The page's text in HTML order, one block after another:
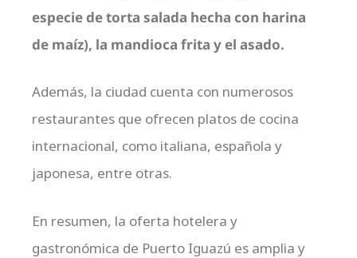
especie de torta salada hecha con harina
de maíz), la mandioca frita y el asado.
Además, la ciudad cuenta con numerosos
restaurantes que ofrecen platos de cocina
internacional, como italiana, española y
japonesa, entre otras.
En resumen, la oferta hotelera y
gastronómica de Puerto Iguazú es amplia y